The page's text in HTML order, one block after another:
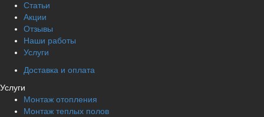
Статьи
Акции
Отзывы
Наши работы
Услуги
Доставка и оплата
Услуги
Монтаж отопления
Монтаж теплых полов